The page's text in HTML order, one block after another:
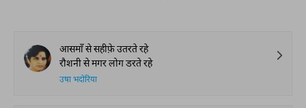
आसमाँ से सहीफ़े उतरते रहे
रौशनी से मगर लोग डरते रहे
उषा भदोरिया